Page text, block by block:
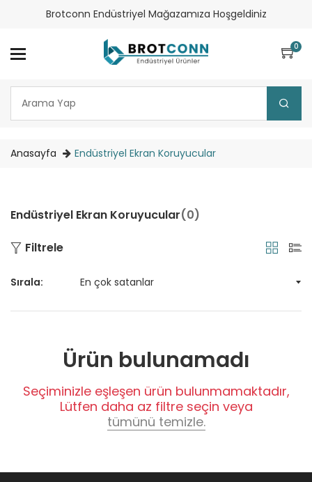
Brotconn Endüstriyel Mağazamıza Hoşgeldiniz
0
Anasayfa Endüstriyel Ekran Koruyucular
Endüstriyel Ekran Koruyucular(0)
Filtrele
Sırala:
Ürün bulunamadı
Seçiminizle eşleşen ürün bulunmamaktadır,
Lütfen daha az filtre seçin veya
tümünü temizle.